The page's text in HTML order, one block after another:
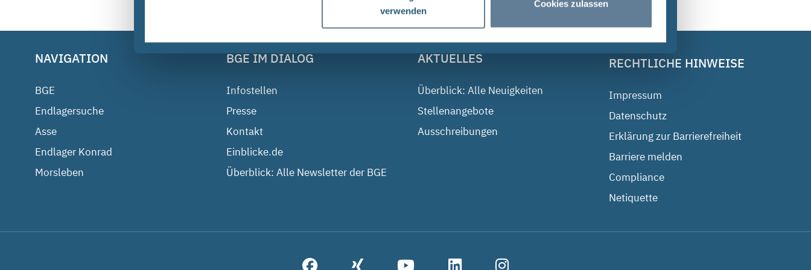
verwenden
Cookies zulassen
NAVIGATION
BGE
Endlagersuche
Asse
Endlager Konrad
Morsleben
BGE IM DIALOG
Infostellen
Presse
Kontakt
Einblicke.de
Überblick: Alle Newsletter der BGE
AKTUELLES
Überblick: Alle Neuigkeiten
Stellenangebote
Ausschreibungen
RECHTLICHE HINWEISE
Impressum
Datenschutz
Erklärung zur Barrierefreiheit
Barriere melden
Compliance
Netiquette